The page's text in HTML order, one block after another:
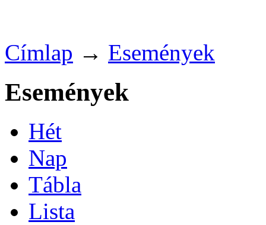
Címlap → Események
Események
Hét
Nap
Tábla
Lista